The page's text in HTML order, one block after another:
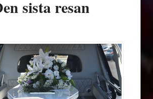
sista resan